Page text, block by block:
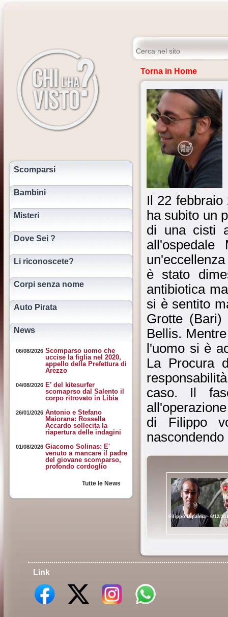
Scomparsi
Bambini
Misteri
Dove Sei ?
Li riconoscete?
Corpi senza nome
Auto Pirata
News
06/08/2026 Scomparso uomo che
uccise la figlia nel 2020,
appello della Prefettura di
Arezzo
04/08/2026 E’ del kitesurfer
scomaprso dal Salento il
corpo ritrovato in Libia
26/01/2026 Antonio e Stefano
Maiorana: Rossella
Accardo sollecita la
riapertura delle indagini
01/08/2026 Giacomo Solinas: E'
venuto a mancare il padre
del giovane scomparso,
profondo cordoglio
Tutte le News
Torna in Home
Il 22 febbraio
ha subito un
di una cisti
è stato
antibiotica
si è sentito
Grotte (Bari)
Bellis.
l'uomo si è
La Procura
caso. Il
di Filippo
Filippo Dipalma - 6/12/
Link